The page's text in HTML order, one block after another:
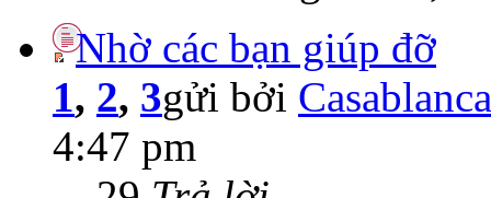
Nhờ các bạn giúp đỡ
1, 2, 3gửi bởi Casablanca
4:47 pm